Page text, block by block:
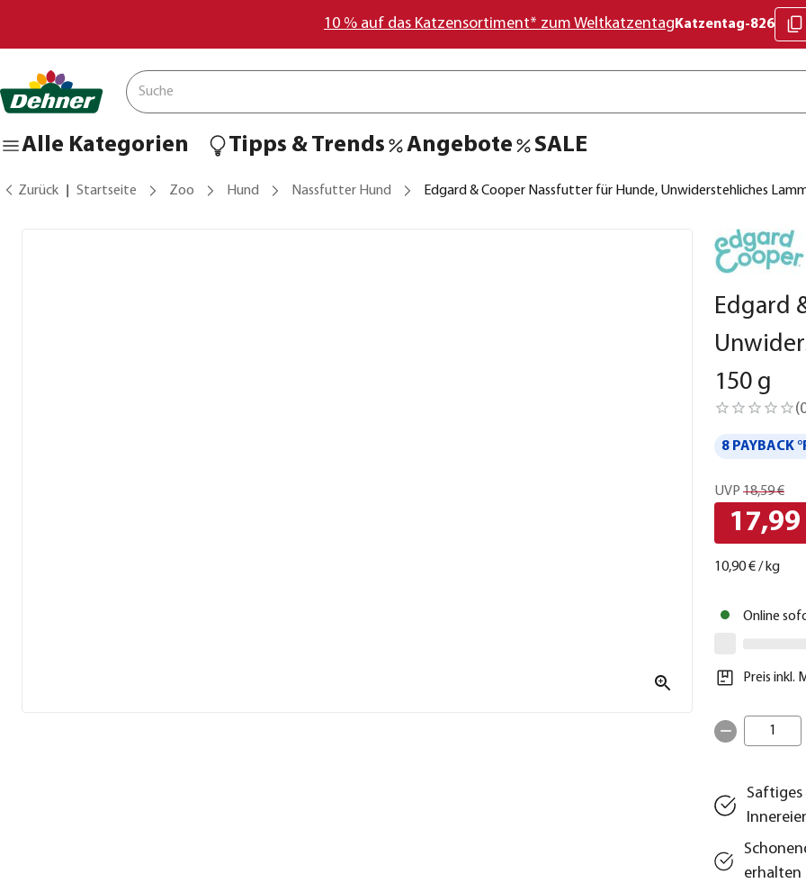
10 % auf das Katzensortiment* zum Weltkatzentag Katzentag-826
Alle Kategorien Tipps & Trends Angebote SALE
Zurück Startseite Zoo Hund Nassfutter Hund Edgard & Cooper Nassfutter für Hunde, Unwiderstehliches
Edgard
150 g
(
8 PAYBACK
UVP 18,59 €
17,99
10,90 €/ kg
Online
Preis inkl.
1
erhalten